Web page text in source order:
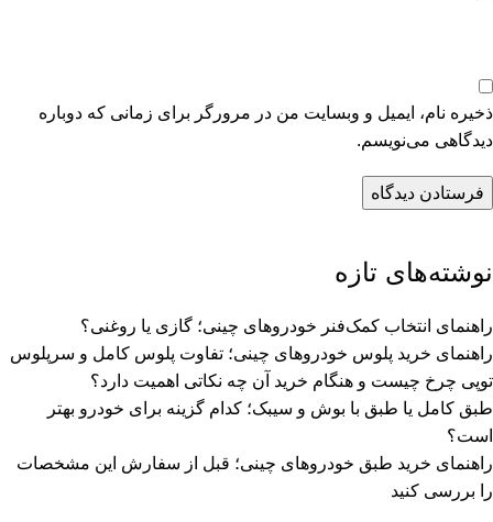
ذخیره نام، ایمیل و وبسایت من در مرورگر برای زمانی که دوباره
دیدگاهی می‌نویسم.
نوشته‌های تازه
راهنمای انتخاب کمک‌فنر خودروهای چینی؛ گازی یا روغنی؟
راهنمای خرید پلوس خودروهای چینی؛ تفاوت پلوس کامل و سرپلوس
توپی چرخ چیست و هنگام خرید آن چه نکاتی اهمیت دارد؟
طبق کامل یا طبق با بوش و سیبک؛ کدام گزینه برای خودرو بهتر
است؟
راهنمای خرید طبق خودروهای چینی؛ قبل از سفارش این مشخصات
را بررسی کنید